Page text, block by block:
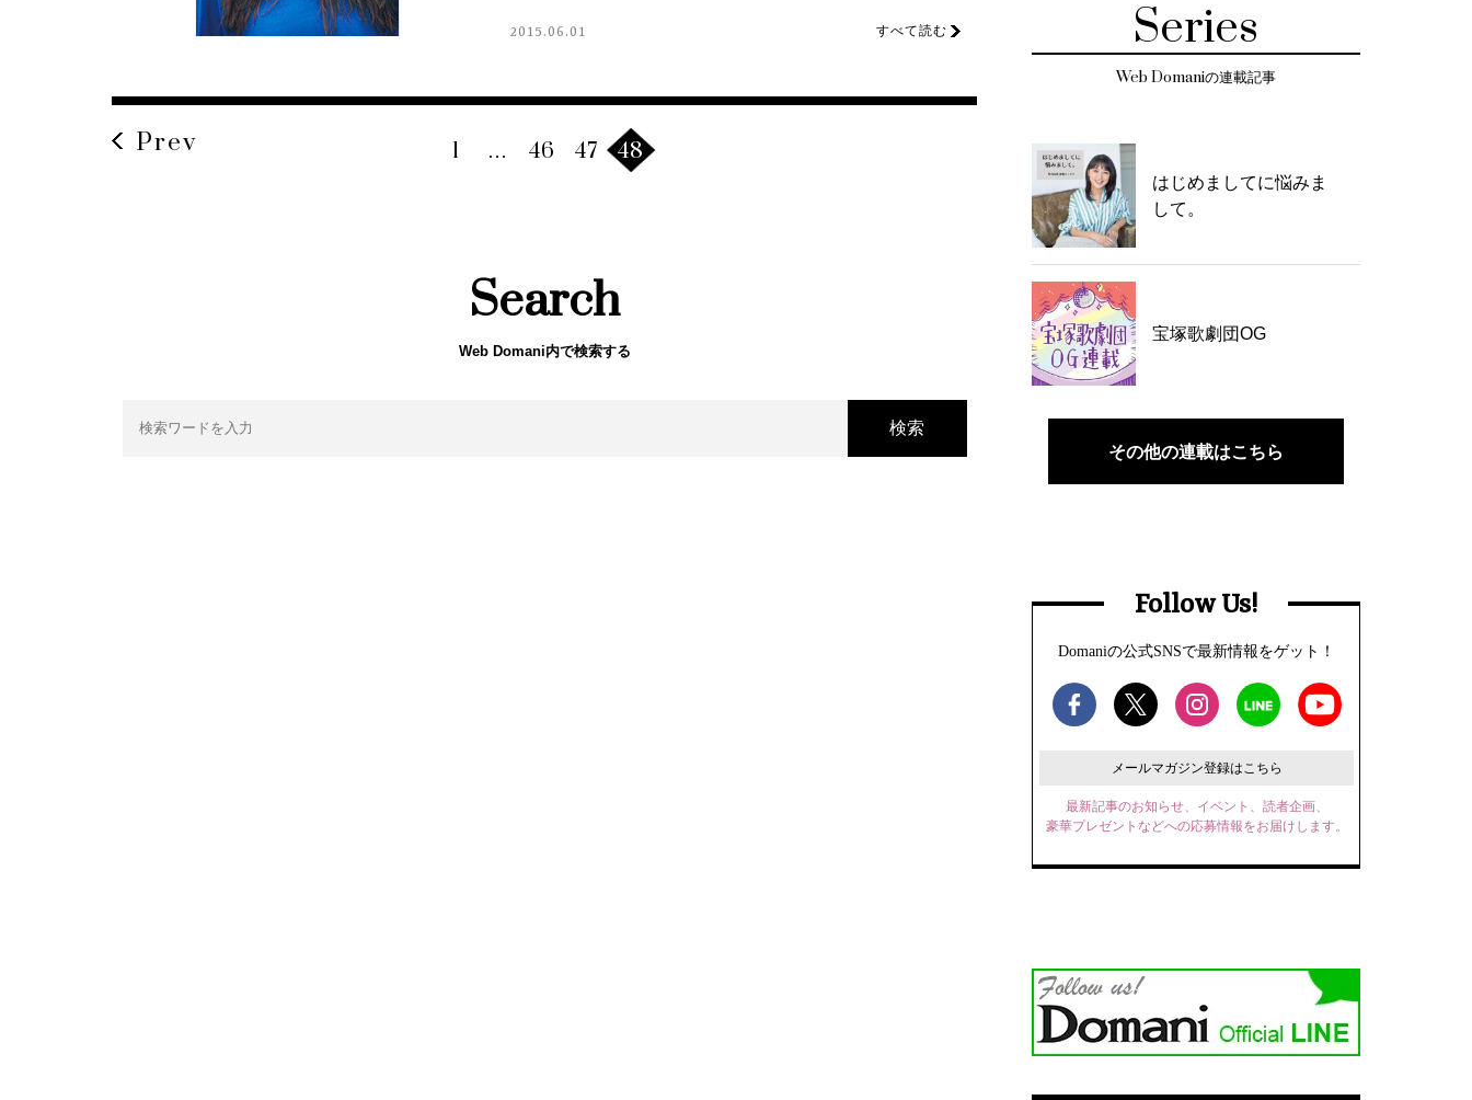
2015.06.01 すべて読む
Prev 1 … 46 47 48
Search
Web Domani内で検索する
検索
Series
Web Domaniの連載記事
はじめましてに悩みま
して。
宝塚歌劇団OG
その他の連載はこちら
Follow Us!
Domaniの公式SNSで最新情報をゲット！
メールマガジン登録はこちら
最新記事のお知らせ、イベント、読者企画、
豪華プレゼントなどへの応募情報をお届けします。